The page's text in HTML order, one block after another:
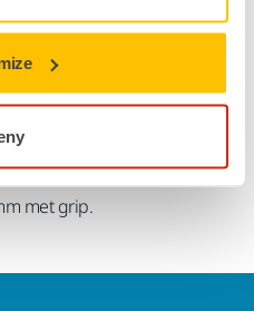
details
met grip.